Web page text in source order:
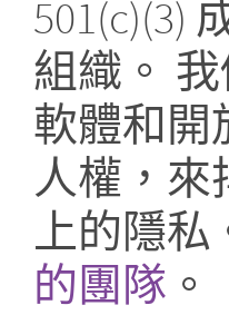
501(c)(3)
組織。
軟體和開
人權，來
上的隱私
的團隊 。